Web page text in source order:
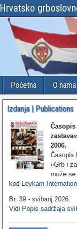
Hrvatsko
Početna O nama
Izdanja | Publications
Časopis
zastava«
2006.
Časopis
»Grb i
može se
kod Leykam
Br. 39 - svibanj 2026.
Vidi Popis sadržaja